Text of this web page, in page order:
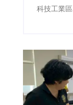
科技工業
造50個在
局的決心